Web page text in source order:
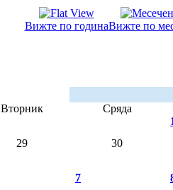
Вижте по годинаВижте по
Вторник
Сряда
29 30
7